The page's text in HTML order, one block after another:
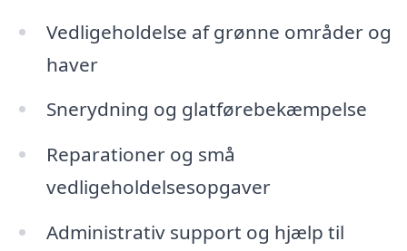
Vedligeholdelse af grønne områder og
haver
Snerydning og glatførebekæmpelse
Reparationer og små
vedligeholdelsesopgaver
Administrativ support og hjælp til